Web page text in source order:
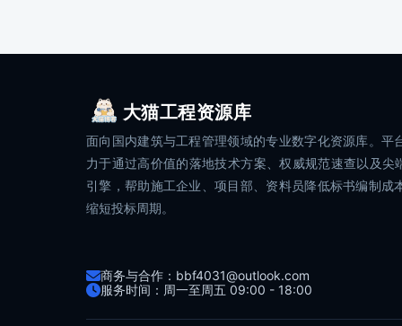
大猫工程资源库
面向国内建筑与工程管理领域的专业数字化资源库。平
力于通过高价值的落地技术方案、权威规范速查以及尖
引擎，帮助施工企业、项目部、资料员降低标书编制成
缩短投标周期。
商务与合作：bbf4031@outlook.com
服务时间：周一至周五 09:00 - 18:00